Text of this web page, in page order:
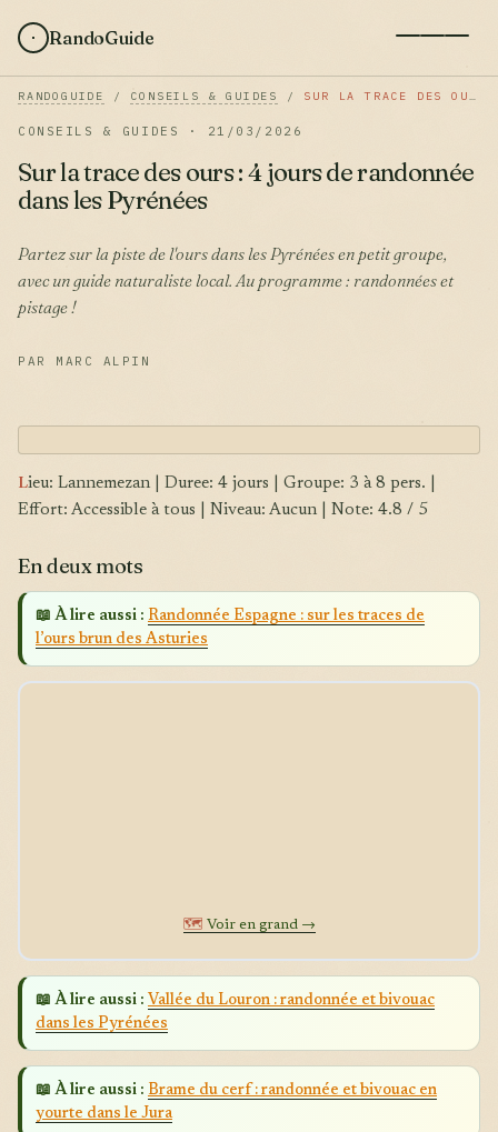
RandoGuide
RANDOGUIDE / CONSEILS & GUIDES / SUR LA TRACE DES OURS : 4 JOURS DE RANDONNÉE DANS LES PYRÉNÉES
CONSEILS & GUIDES · 21/03/2026
Sur la trace des ours : 4 jours de randonnée
dans les Pyrénées
Partez sur la piste de l'ours dans les Pyrénées en petit groupe,
avec un guide naturaliste local. Au programme : randonnées et
pistage !
PAR MARC ALPIN
Lieu: Lannemezan | Duree: 4 jours | Groupe: 3 à 8 pers. |
Effort: Accessible à tous | Niveau: Aucun | Note: 4.8 / 5
En deux mots
📖 À lire aussi : Randonnée Espagne : sur les traces de
l’ours brun des Asturies
🗺️ Voir en grand →
📖 À lire aussi : Vallée du Louron : randonnée et bivouac
dans les Pyrénées
📖 À lire aussi : Brame du cerf : randonnée et bivouac en
yourte dans le Jura